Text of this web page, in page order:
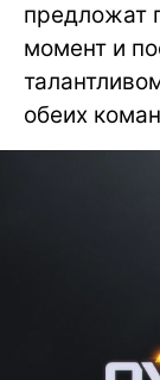
предложат
момент и
обеих